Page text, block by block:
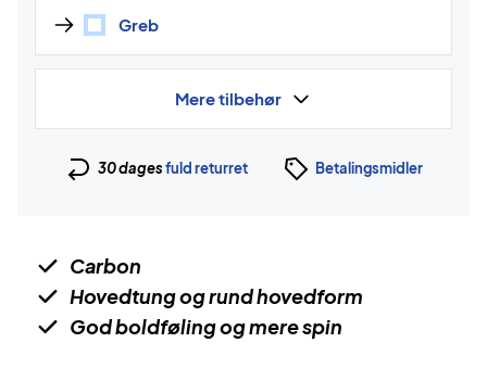
Greb
Mere tilbehør
30 dagesfuld returret Betalingsmidler
Carbon
Hovedtung og rund hovedform
God boldføling og mere spin